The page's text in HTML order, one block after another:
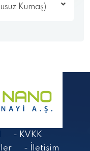
Kumaş)
- KVKK
- İletişim